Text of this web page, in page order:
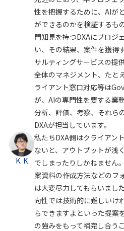
性を把握するために、AIが
ができるのかを検証するも
門知見を持つDXAにプロジ
い、その結果、案件を獲得
サルティングサービスの提
全体のマネジメント、たと
ライアント窓口対応等は
が、AIの専門性を要する業
分析、評価、考察、それら
DXAが担当しています。
K. K
私たちDXA側はクライアン
ないと、アウトプットが浅
でしまったりしかねません
案資料の作成方法などの
は大変尽力してもらいまし
向性では技術的に難しいけ
らできますよといった提案
の強みをもって補完し合う